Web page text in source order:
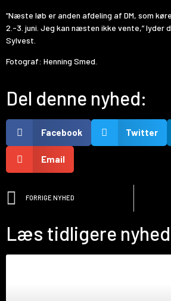
”Næste løb er anden afdeling af DM, som
2.-3. juni. Jeg kan næsten ikke vente,” lyder
Sylvest.
Fotograf: Henning Smed.
Del denne nyhed:
Facebook Twitter
Email
FORRIGE NYHED
Læs tidligere